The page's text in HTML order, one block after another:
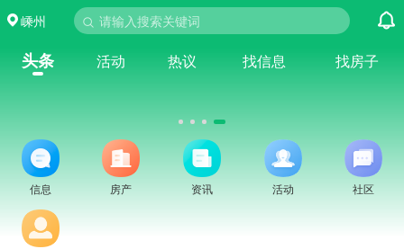
嵊州 请输入搜索关键词
头条 活动 热议 找信息 找房子
信息 房产 资讯 活动 社区